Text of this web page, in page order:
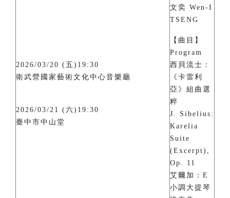
2026/03/20 (五)19:30
衛武營國家藝術文化中心音樂廳
2026/03/21 (六)19:30
臺中市中山堂
文奕 Wen-I
TSENG
【曲目】
Program
西貝流士：
《卡雷利
亞》組曲選
粹
J. Sibelius:
Karelia
Suite
(Excerpt),
Op. 11
艾爾加：E
小調大提琴